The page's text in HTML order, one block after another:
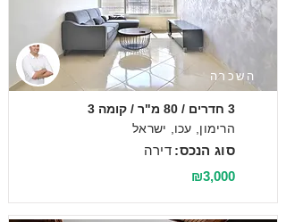
השכרה
3 חדרים / 80 מ"ר / קומה 3
הרימון, עכו, ישראל
דירה סוג הנכס:
₪3,000